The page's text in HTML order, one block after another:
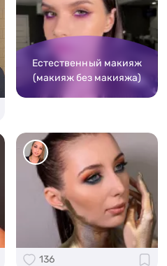
Естественный макияж
(макияж без макияжа)
136